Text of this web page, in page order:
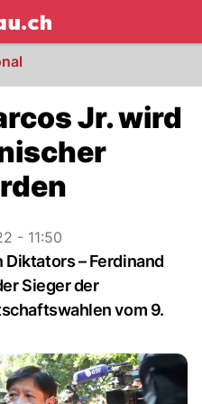
NAU.ch
Jr. wird
- 11:50
Diktators – Ferdinand
Sieger der
vom 9.